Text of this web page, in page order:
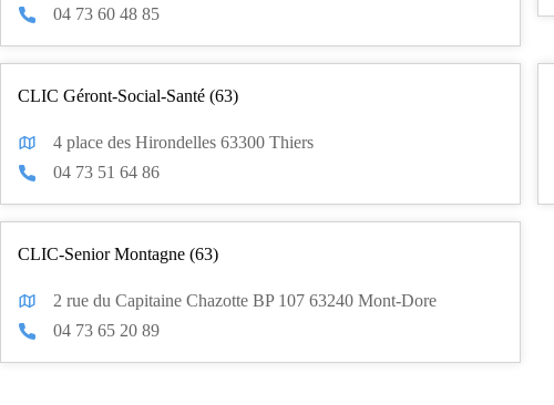
04 73 60 48 85
CLIC Géront-Social-Santé (63)
4 place des Hirondelles 63300 Thiers
04 73 51 64 86
CLIC-Senior Montagne (63)
2 rue du Capitaine Chazotte BP 107 63240 Mont-Dore
04 73 65 20 89